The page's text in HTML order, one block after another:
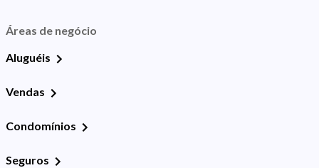
Áreas de negócio
Aluguéis
Vendas
Condomínios
Seguros